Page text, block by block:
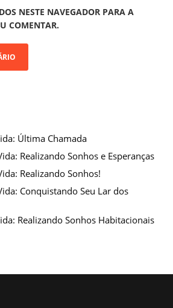
NESTE NAVEGADOR PARA A
COMENTAR.
Última Chamada
Realizando Sonhos e Esperanças
Realizando Sonhos!
Conquistando Seu Lar dos
Realizando Sonhos Habitacionais